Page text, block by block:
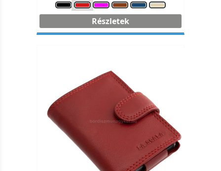
Részletek